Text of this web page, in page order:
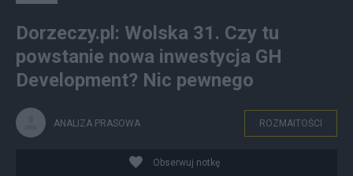
Dorzeczy.pl: Wolska 31. Czy tu
powstanie nowa inwestycja GH
Development? Nic pewnego
ANALIZA PRASOWA ROZMAITOŚCI
Obserwuj notkę